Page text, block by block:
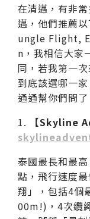
在清邁，有非
邁，他們推薦
ungle Flight,
n，我相信大家
同，若我第一
到底該選哪一
通通幫你們問了
1. 【Skyline
泰國最長和最
點，飛行速度
翔」，包括4
00m!)，4次纜